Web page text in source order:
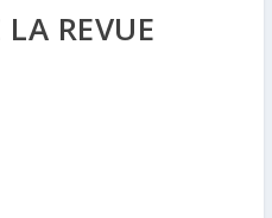
REVUE